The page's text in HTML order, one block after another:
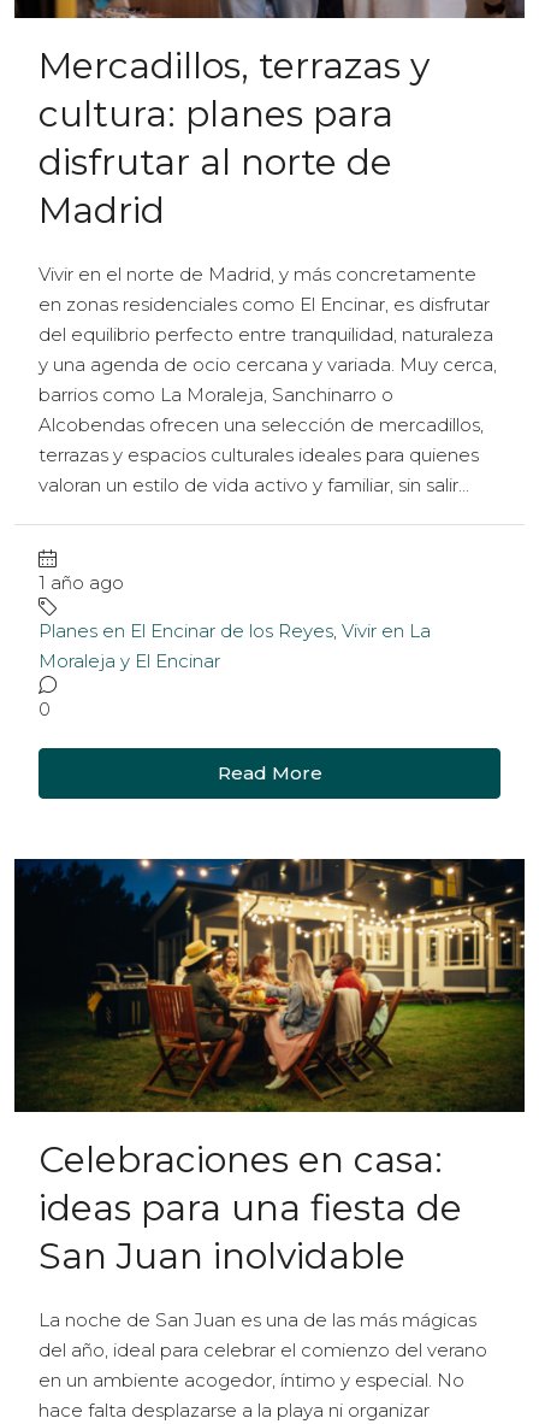
Mercadillos, terrazas y
cultura: planes para
disfrutar al norte de
Madrid
Vivir en el norte de Madrid, y más concretamente
en zonas residenciales como El Encinar, es disfrutar
del equilibrio perfecto entre tranquilidad, naturaleza
y una agenda de ocio cercana y variada. Muy cerca,
barrios como La Moraleja, Sanchinarro o
Alcobendas ofrecen una selección de mercadillos,
terrazas y espacios culturales ideales para quienes
valoran un estilo de vida activo y familiar, sin salir...
1 año ago
Planes en El Encinar de los Reyes, Vivir en La
Moraleja y El Encinar
0
Read More
Celebraciones en casa:
ideas para una fiesta de
San Juan inolvidable
La noche de San Juan es una de las más mágicas
del año, ideal para celebrar el comienzo del verano
en un ambiente acogedor, íntimo y especial. No
hace falta desplazarse a la playa ni organizar